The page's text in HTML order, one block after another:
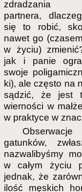
zdradzania
partnera,
się to robić,
nawet go
w życiu)
jak i panie
swoje
ki), ale często na
sądzić, że jest
wierności w
w praktyce w
gatunków,
nazwalibyśmy
w całym życiu
jednak, że
ilość męskich